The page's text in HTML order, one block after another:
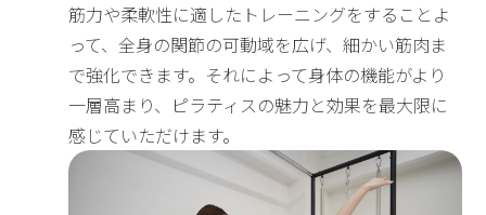
筋力や柔軟性に適したトレーニングをすることよ
って、全身の関節の可動域を広げ、細かい筋肉ま
で強化できます。それによって身体の機能がより
一層高まり、ピラティスの魅力と効果を最大限に
感じていただけます。